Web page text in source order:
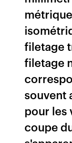
filetage
filetage
souvent
pour les
coupe